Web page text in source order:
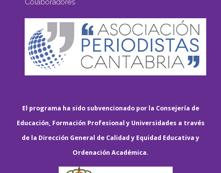
Colaboradores
El programa ha sido subvencionado por la Consejería de
Educación, Formación Profesional y Universidades a través
de la Dirección General de Calidad y Equidad Educativa y
Ordenación Académica.